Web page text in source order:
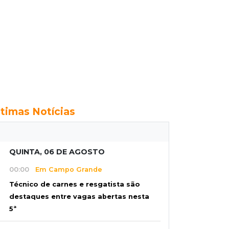
Notícias
QUINTA, 06 DE AGOSTO
00:00 Em Campo Grande
Técnico de carnes e resgatista são
destaques entre vagas abertas nesta
5ª